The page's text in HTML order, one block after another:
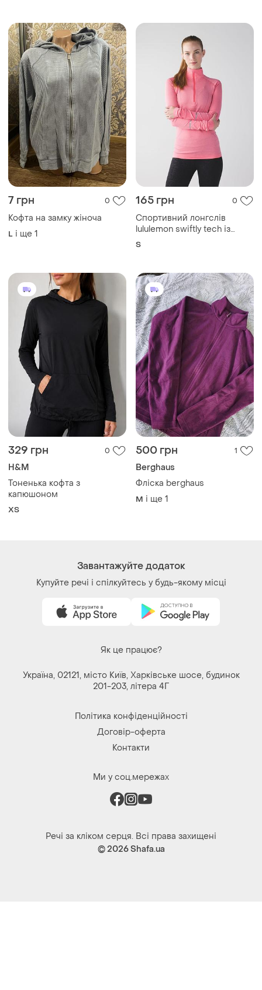
7 грн 0
Кофта на замку жіноча
L і ще 1
165 грн 0
Спортивний лонгслів
lululemon swiftly tech із
застібкою-блискавкою до
S
329 грн 0
H&M
Тоненька кофта з
капюшоном
ХS
500 грн 1
Berghaus
Фліска berghaus
M і ще 1
Завантажуйте додаток
Купуйте речі і спілкуйтесь у будь-якому місці
Як це працює?
Україна, 02121, місто Київ, Харківське шосе, будинок
201-203, літера 4Г
Політика конфіденційності
Договір-оферта
Контакти
Ми у соц.мережах
Речі за кліком серця. Всі права захищені
© 2026Shafa.ua